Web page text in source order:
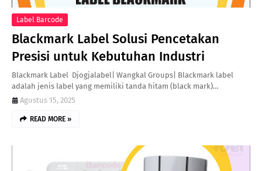
Label Barcode
Blackmark Label Solusi Pencetakan
Presisi untuk Kebutuhan Industri
Blackmark Label Djogjalabel| Wangkal Groups| Blackmark label
adalah jenis label yang memiliki tanda hitam (black mark)…
Agustus 15, 2025
READ MORE »